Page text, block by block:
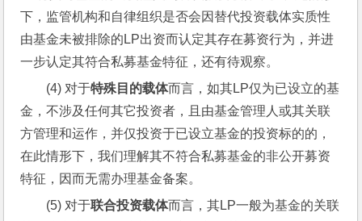
下，监管机构和自律组织是否会因替代投资载体实质性
由基金未被排除的LP出资而认定其存在募资行为，并进
一步认定其符合私募基金特征，还有待观察。
(4) 对于特殊目的载体而言，如其LP仅为已设立的基
金，不涉及任何其它投资者，且由基金管理人或其关联
方管理和运作，并仅投资于已设立基金的投资标的的，
在此情形下，我们理解其不符合私募基金的非公开募资
特征，因而无需办理基金备案。
(5) 对于联合投资载体而言，其LP一般为基金的关联